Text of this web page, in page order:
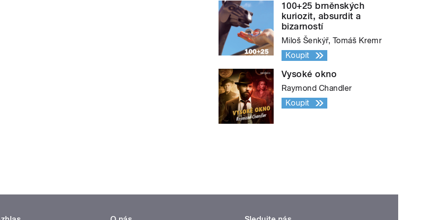
100+25 brněnských
kuriozit, absurdit a
bizarností
Miloš Šenkýř, Tomáš Kremr
Koupit
Vysoké okno
Raymond Chandler
Koupit